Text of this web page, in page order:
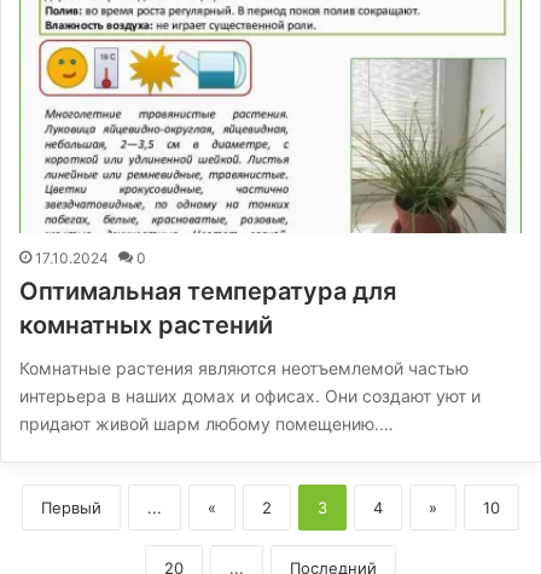
17.10.2024 0
Оптимальная температура для
комнатных растений
Комнатные растения являются неотъемлемой частью
интерьера в наших домах и офисах. Они создают уют и
придают живой шарм любому помещению.…
Первый ... « 2 3 4 » 10
20 ... Последний